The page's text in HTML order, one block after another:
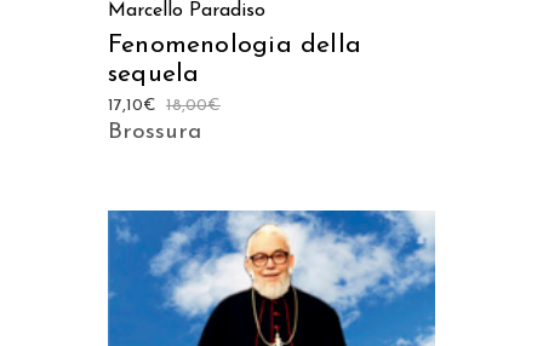
Marcello Paradiso
Fenomenologia della
sequela
18,00€
17,10€
Brossura